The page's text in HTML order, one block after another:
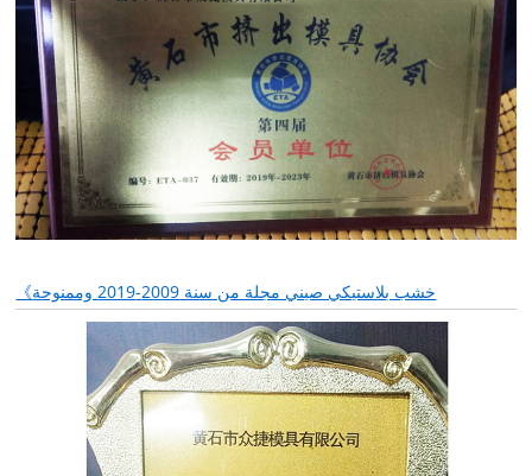
《خشب بلاستيكي صيني مجلة من سنة 2009-2019 وممنوحة